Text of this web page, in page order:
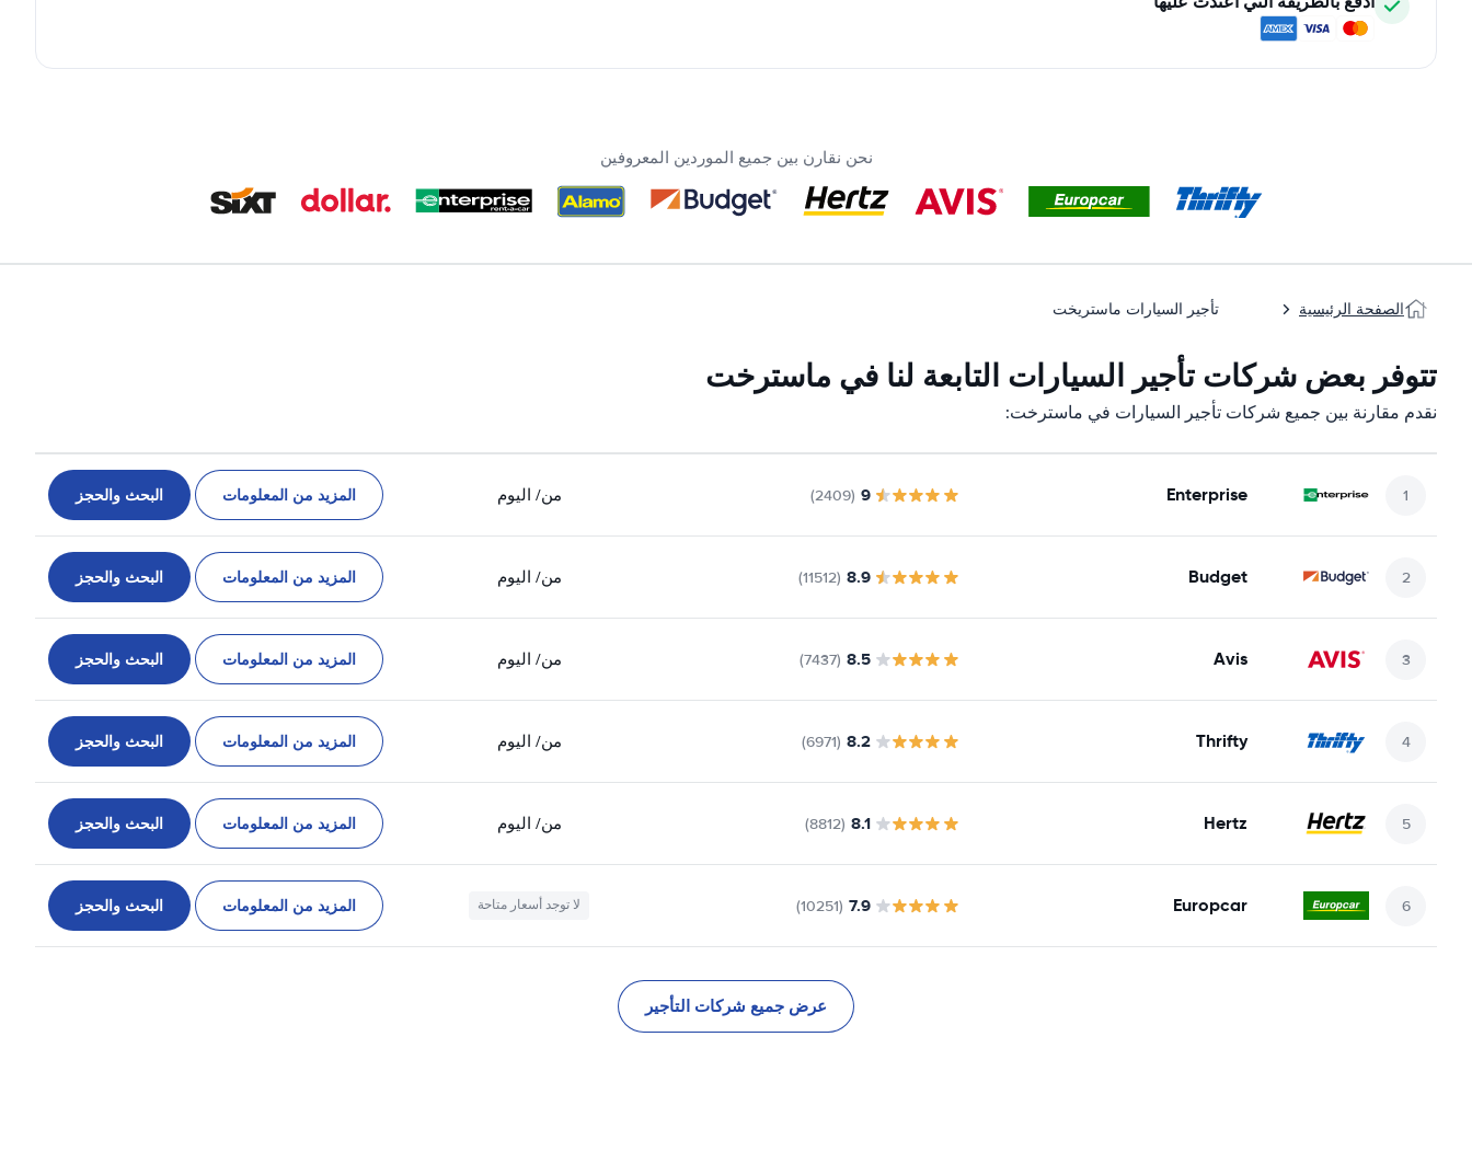
نحن نقارن بين جميع الموردين المعروفين
الصفحة الرئيسية تأجير السيارات ماستريخت
تتوفر بعض شركات تأجير السيارات التابعة لنا في ماسترخت
نقدم مقارنة بين جميع شركات تأجير السيارات في ماسترخت:
Enterprise
9
(2409) من/ اليوم المزيد من المعلومات البحث والحجز
Budget
8.9
(11512) من/ اليوم المزيد من المعلومات البحث والحجز
Avis
8.5
(7437) من/ اليوم المزيد من المعلومات البحث والحجز
Thrifty
8.2
(6971) من/ اليوم المزيد من المعلومات البحث والحجز
Hertz
8.1
(8812) من/ اليوم المزيد من المعلومات البحث والحجز
Europcar
7.9
(10251) لا توجد أسعار متاحة المزيد من المعلومات البحث والحجز
عرض جميع شركات التأجير